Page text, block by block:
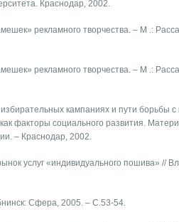
Краснодар, 2002.
рекламного творчества. – М .:
рекламного творчества. – М .:
кампаниях и пути борьбы с
факторы социального развития.
– Краснодар, 2002.
услуг «индивидуального пошива» //
Сфера, 2005. – С.53-54.